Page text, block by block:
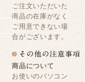
ご注文いただいた
商品の在庫がなく
ご用意できない場
合がございます。
商品について
お使いのパソコン